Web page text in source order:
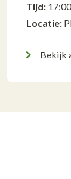
Tijd:
Locatie:
Bekijk